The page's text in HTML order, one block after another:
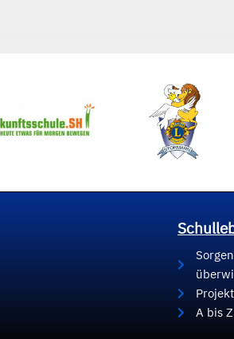
A bis Z